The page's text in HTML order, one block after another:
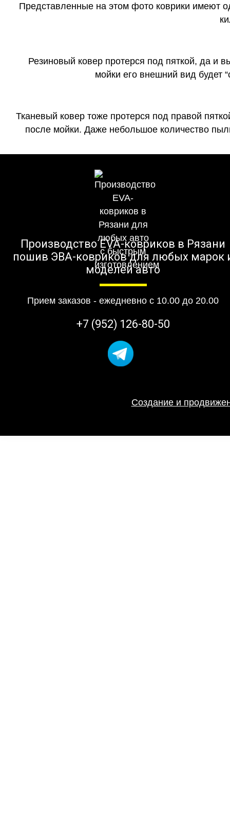
Представленные на этом фото коврики имеют
Резиновый ковер протерся под пяткой, да и
мойки его внешний вид будет
Тканевый ковер тоже протерся под правой
после мойки. Даже небольшое количество
Производство EVA-ковриков в Рязани
пошив ЭВА-ковриков для любых марок
моделей авто
Прием заказов - ежедневно с 10.00 до 20.00
+7 (952) 126-80-50
Создание и